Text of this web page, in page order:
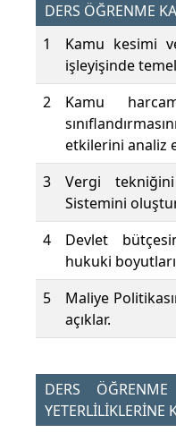
DERS ÖĞRENME
1
Kamu kesimi
işleyişinde
2
Kamu
etkilerini analiz
3
Vergi
Sistemini
4
Devlet
hukuki
5
Maliye
açıklar.
DERS
YETERLİLİKLERİNE